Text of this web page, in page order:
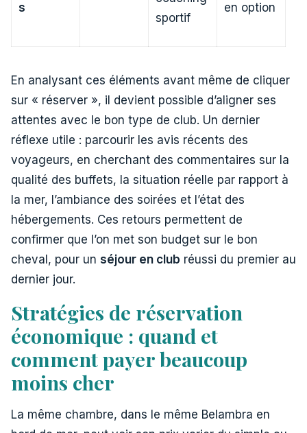
s
sportif
en option
En analysant ces éléments avant même de cliquer
sur « réserver », il devient possible d’aligner ses
attentes avec le bon type de club. Un dernier
réflexe utile : parcourir les avis récents des
voyageurs, en cherchant des commentaires sur la
qualité des buffets, la situation réelle par rapport à
la mer, l’ambiance des soirées et l’état des
hébergements. Ces retours permettent de
confirmer que l’on met son budget sur le bon
cheval, pour un séjour en club réussi du premier au
dernier jour.
Stratégies de réservation
économique : quand et
comment payer beaucoup
moins cher
La même chambre, dans le même Belambra en